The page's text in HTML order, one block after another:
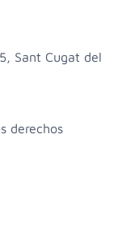
Sant Cugat del
derechos